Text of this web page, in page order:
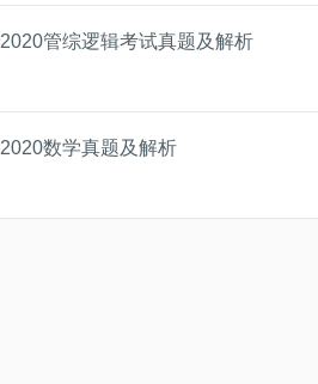
2020管综逻辑考试真题及解析
2020数学真题及解析